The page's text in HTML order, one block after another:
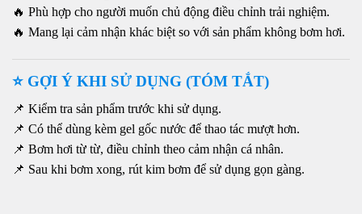
🔥 Phù hợp cho người muốn chủ động điều chỉnh trải nghiệm.
🔥 Mang lại cảm nhận khác biệt so với sản phẩm không bơm hơi.
⭐ GỢI Ý KHI SỬ DỤNG (TÓM TẮT)
📌 Kiểm tra sản phẩm trước khi sử dụng.
📌 Có thể dùng kèm gel gốc nước để thao tác mượt hơn.
📌 Bơm hơi từ từ, điều chỉnh theo cảm nhận cá nhân.
📌 Sau khi bơm xong, rút kim bơm để sử dụng gọn gàng.